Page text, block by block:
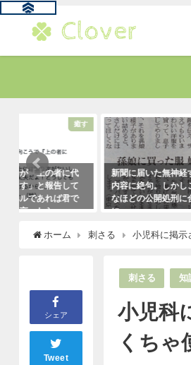
考える
新聞に届いた無神経すぎる姑の質問
内容に絶句。しかしこの姑は、見事
なほどの公開処刑に合うこと
に・・・
ホーム 刺さる 小児科に掲示
シェア
Tweet
刺さる 知
小児科
くちゃ